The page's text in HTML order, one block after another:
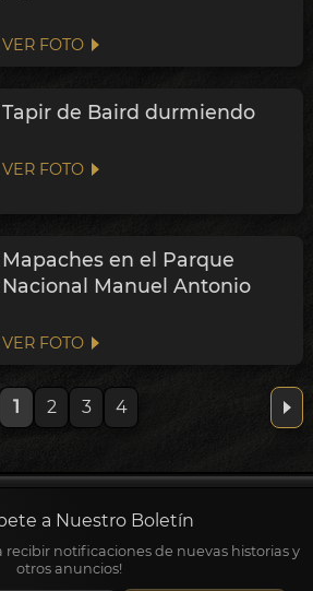
VER FOTO
Tapir de Baird durmiendo
VER FOTO
Mapaches en el Parque
Nacional Manuel Antonio
VER FOTO
1 2 3 4
a Nuestro Boletín
recibir notificaciones de nuevas historias y
otros anuncios!